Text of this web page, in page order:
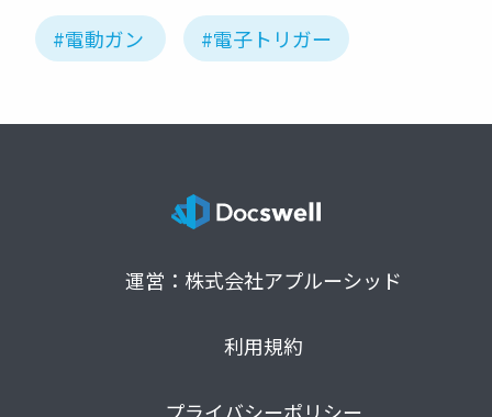
#電動ガン #電子トリガー
運営：株式会社アプルーシッド
利用規約